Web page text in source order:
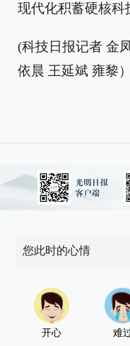
现代化积蓄硬核科
(科技日报记者 金
依晨 王延斌 雍黎）
您此时的心情
开心 难